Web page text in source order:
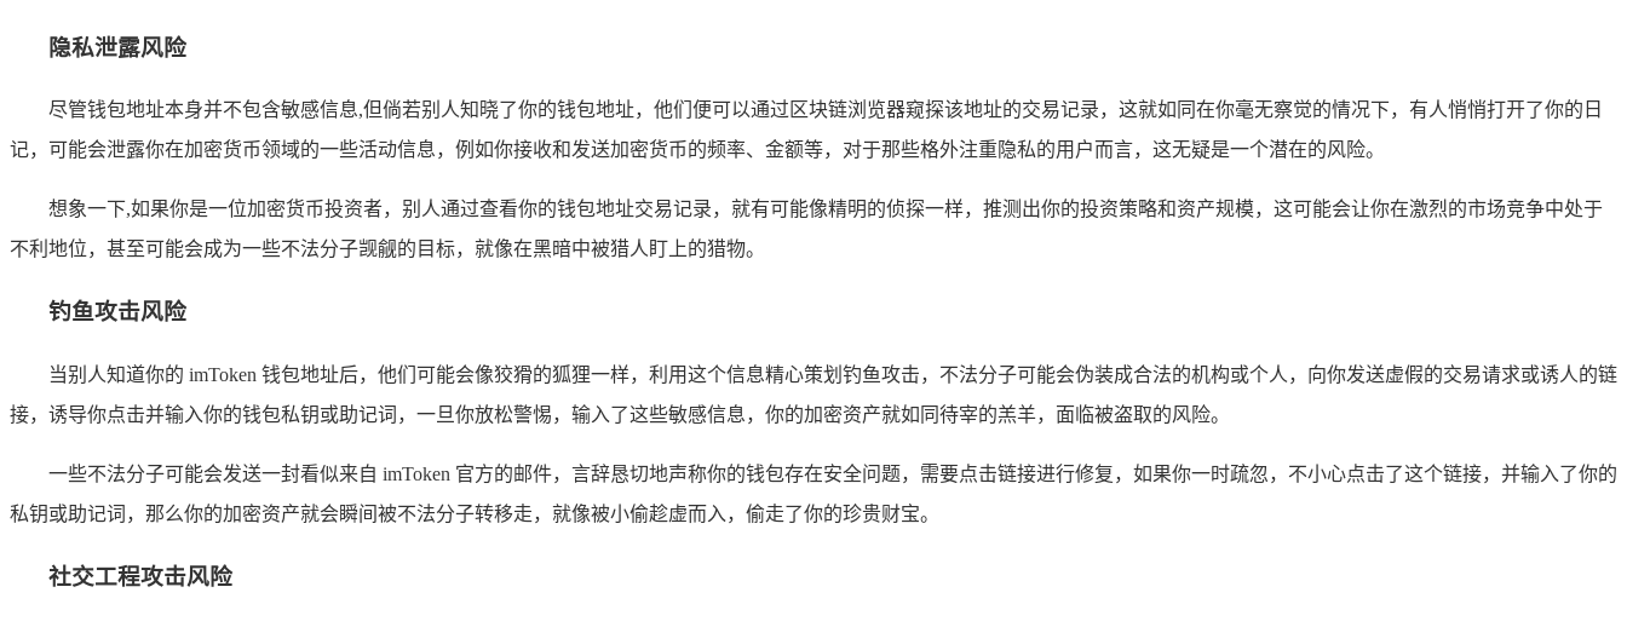
隐私泄露风险
尽管钱包地址本身并不包含敏感信息,但倘若别人知晓了你的钱包地址，他们便可以通过区块链浏览器窥探该地址的交易记录，这就如同在你毫无察觉的情况下，有人悄悄打开了你的日
记，可能会泄露你在加密货币领域的一些活动信息，例如你接收和发送加密货币的频率、金额等，对于那些格外注重隐私的用户而言，这无疑是一个潜在的风险。
想象一下,如果你是一位加密货币投资者，别人通过查看你的钱包地址交易记录，就有可能像精明的侦探一样，推测出你的投资策略和资产规模，这可能会让你在激烈的市场竞争中处于
不利地位，甚至可能会成为一些不法分子觊觎的目标，就像在黑暗中被猎人盯上的猎物。
钓鱼攻击风险
当别人知道你的 imToken 钱包地址后，他们可能会像狡猾的狐狸一样，利用这个信息精心策划钓鱼攻击，不法分子可能会伪装成合法的机构或个人，向你发送虚假的交易请求或诱人的链
接，诱导你点击并输入你的钱包私钥或助记词，一旦你放松警惕，输入了这些敏感信息，你的加密资产就如同待宰的羔羊，面临被盗取的风险。
一些不法分子可能会发送一封看似来自 imToken 官方的邮件，言辞恳切地声称你的钱包存在安全问题，需要点击链接进行修复，如果你一时疏忽，不小心点击了这个链接，并输入了你的
私钥或助记词，那么你的加密资产就会瞬间被不法分子转移走，就像被小偷趁虚而入，偷走了你的珍贵财宝。
社交工程攻击风险